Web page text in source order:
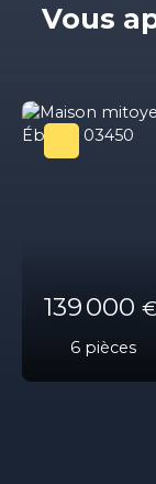
Vous
139 000
6 pièces